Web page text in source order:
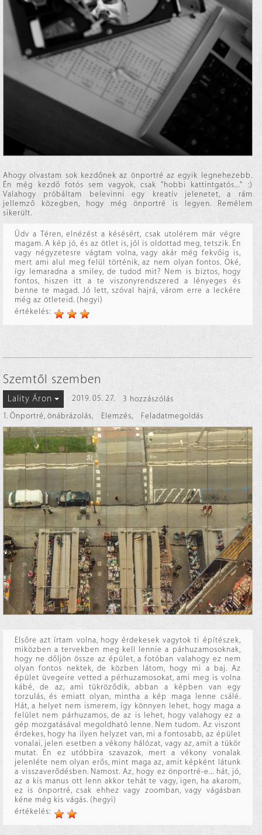
Ahogy olvastam sok kezdőnek az önportré az egyik legnehezebb.
Én még kezdő fotós sem vagyok, csak "hobbi kattintgatós..." :)
Valahogy próbáltam belevinni egy kreatív jelenetet, a rám
jellemző közegben, hogy még önportré is legyen. Remélem
sikerült.
Üdv a Téren, elnézést a késésért, csak utolérem már végre
magam. A kép jó, és az ötlet is, jól is oldottad meg, tetszik. Én
vagy négyzetesre vágtam volna, vagy akár még fekvőig is,
mert ami alul meg felül történik, az nem olyan fontos. Oké,
így lemaradna a smiley, de tudod mit? Nem is biztos, hogy
fontos, hiszen itt a te viszonyrendszered a lényeges és
benne te magad. Jó lett, szóval hajrá, várom erre a leckére
még az ötleteid. (hegyi)
értékelés:
Szemtől szemben
Lality Áron 2019. 05. 27.
3 hozzászólás
1. Önportré, önábrázolás, Elemzés, Feladatmegoldás
Elsőre azt írtam volna, hogy érdekesek vagytok ti építészek,
miközben a tervekben meg kell lennie a párhuzamosoknak,
hogy ne dőljön össze az épület, a fotóban valahogy ez nem
olyan fontos nektek, de közben látom, hogy mi a baj. Az
épület üvegeire vetted a pérhuzamosokat, ami meg is volna
kábé, de az, ami tükröződik, abban a képben van egy
torzulás, és emiatt olyan, mintha a kép maga lenne csálé.
Hát, a helyet nem ismerem, így könnyen lehet, hogy maga a
felület nem párhuzamos, de az is lehet, hogy valahogy ez a
gép mozgatásával megoldható lenne. Nem tudom. Az viszont
érdekes, hogy ha ilyen helyzet van, mi a fontosabb, az épület
vonalai, jelen esetben a vékony hálózat, vagy az, amit a tükör
mutat. Én ez utóbbira szavazok, mert a vékony vonalak
jelenléte nem olyan erős, mint maga az, amit képként látunk
a visszaverődésben. Namost. Az, hogy ez önportré-e... hát, jó,
az a kis manus ott lenn akkor tehát te vagy, igen, ha akarom,
ez is önportré, csak ehhez vagy zoomban, vagy vágásban
kéne még kis vágás. (hegyi)
értékelés: